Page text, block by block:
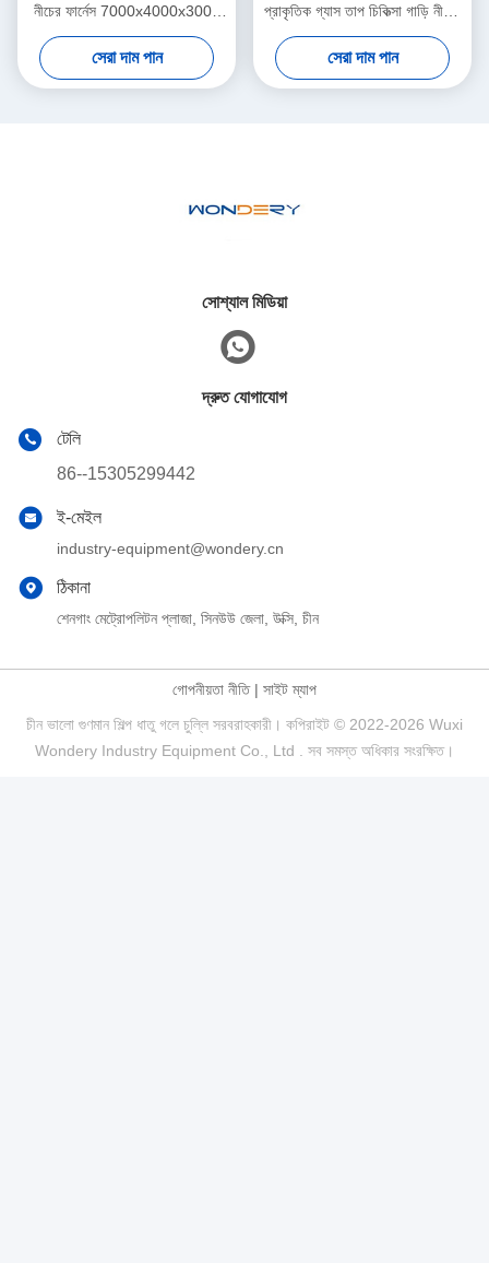
নীচের ফার্নেস 7000x4000x3000
মিমি 1100 °C তাপ চিকিত্সা
সেরা দাম পান
প্রাকৃতিক গ্যাস তাপ চিকিত্সা গাড়ি নীচের
চুল্লি বগি টাইপ তাপ চিকিত্সা
সেরা দাম পান
সোশ্যাল মিডিয়া
দ্রুত যোগাযোগ
টেলি
86--15305299442
ই-মেইল
industry-equipment@wondery.cn
ঠিকানা
শেনগাং মেট্রোপলিটন প্লাজা, সিনউউ জেলা, উক্সি, চীন
গোপনীয়তা নীতি| সাইট ম্যাপ
চীন ভালো গুণমান শিল্প ধাতু গলে চুল্লি সরবরাহকারী। কপিরাইট © 2022-2026 Wuxi
Wondery Industry Equipment Co., Ltd . সব সমস্ত অধিকার সংরক্ষিত।